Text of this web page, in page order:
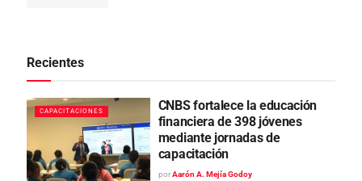
Recientes
CAPACITACIONES
CNBS fortalece la educación
financiera de 398 jóvenes
mediante jornadas de
capacitación
por Aarón A. Mejía Godoy